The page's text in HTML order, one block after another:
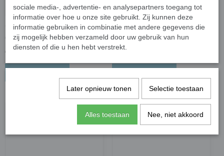
Colorful squares - wit; 100
gram
€ 1,97
Colorful squares - black;
100 gram
€ 1,97
sociale media-, advertentie- en analysepartners toegang tot
informatie over hoe u onze site gebruikt. Zij kunnen deze
informatie gebruiken in combinatie met andere gegevens die
zij mogelijk hebben verzameld door uw gebruik van hun
diensten of die u hen hebt verstrekt.
Later opnieuw tonen Selectie toestaan
Alles toestaan Nee, niet akkoord